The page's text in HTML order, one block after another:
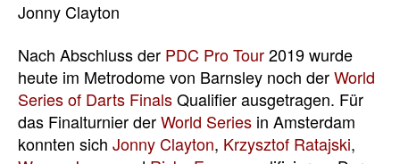
Nach Abschluss der PDC Pro Tour2019 wurde
heute im Metrodome von Barnsley noch derWorld
Series of Darts FinalsQualifier ausgetragen. Für
das Finalturnier derWorld Series in Amsterdam
konnten sich Jonny Clayton, Krzysztof Ratajski,